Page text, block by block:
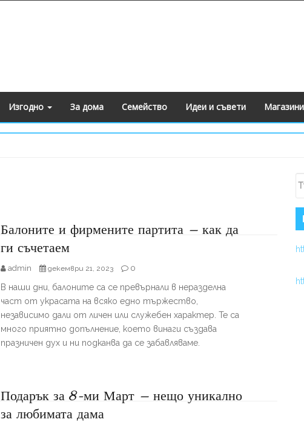
Изгодно За дома Семейство Идеи и съвети Магазини
Балоните и фирмените партита – как да
ги съчетаем
admin декември 21, 2023 0
В наши дни, балоните са се превърнали в неразделна
част от украсата на всяко едно тържество,
независимо дали от личен или служебен характер. Те са
много приятно допълнение, което винаги създава
празничен дух и ни подканва да се забавляваме.
Подарък за 8-ми Март – нещо уникално
за любимата дама